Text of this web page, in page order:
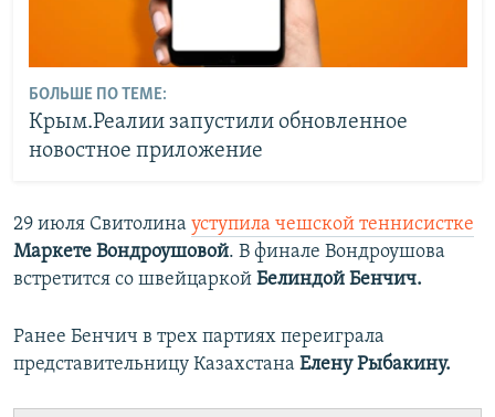
БОЛЬШЕ ПО ТЕМЕ:
Крым.Реалии запустили обновленное
новостное приложение
29 июля Свитолина уступила чешской теннисистке
Маркете Вондроушовой. В финале Вондроушова
встретится со швейцаркой Белиндой Бенчич.
Ранее Бенчич в трех партиях переиграла
представительницу Казахстана Елену Рыбакину.